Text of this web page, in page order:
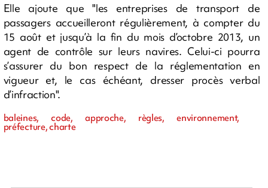
Elle ajoute que "les entreprises de transport de
passagers accueilleront régulièrement, à compter du
15 août et jusqu’à la fin du mois d’octobre 2013, un
agent de contrôle sur leurs navires. Celui-ci pourra
s’assurer du bon respect de la réglementation en
vigueur et, le cas échéant, dresser procès verbal
d’infraction".
baleines, code, approche, règles, environnement,
préfecture, charte